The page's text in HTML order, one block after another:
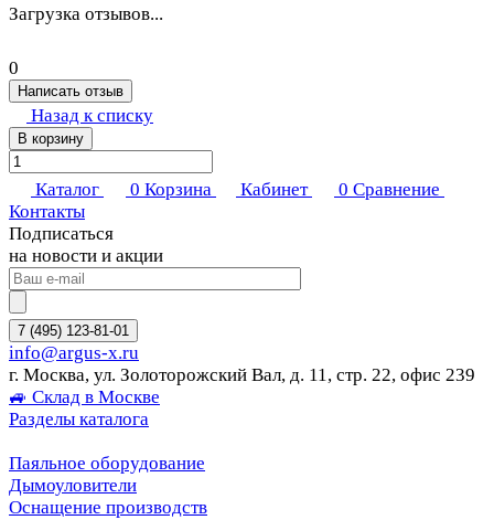
Загрузка отзывов...
0
Написать отзыв
Назад к списку
В корзину
Каталог 0 Корзина Кабинет 0 Сравнение
Контакты
Подписаться
на новости и акции
7 (495) 123-81-01
info@argus-x.ru
г. Москва, ул. Золоторожский Вал, д. 11, стр. 22, офис 239
🚙 Склад в Москве
Разделы каталога
Паяльное оборудование
Дымоуловители
Оснащение производств